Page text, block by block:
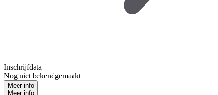
Inschrijfdata
Nog niet bekendgemaakt
Meer info
Meer info